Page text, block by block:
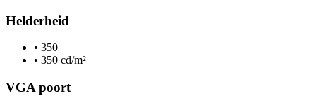
Helderheid
• 350
• 350 cd/m²
VGA poort